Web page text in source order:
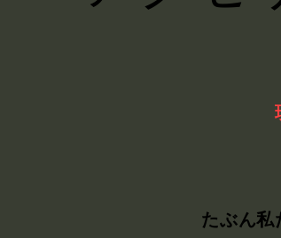
たぶん私